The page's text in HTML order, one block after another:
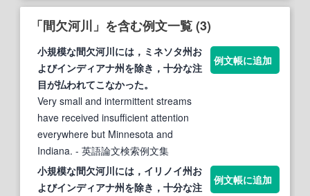
「間欠河川」を含む例文一覧 (3)
小規模な間欠河川には，ミネソタ州お
よびインディアナ州を除き，十分な注
目が払われてこなかった。
Very small and intermittent streams
have received insufficient attention
everywhere but Minnesota and
Indiana. - 英語論文検索例文集
例文帳に追加
小規模な間欠河川には，イリノイ州お
よびインディアナ州を除き，十分な注
例文帳に追加